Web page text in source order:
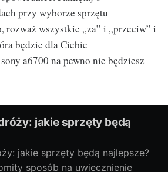
przy wyborze sprzętu
rozważ wszystkie „za” i „przeciw” i
będzie dla Ciebie
a6700 na pewno nie będziesz
jakie sprzęty będą
jakie sprzęty będą najlepsze?
sposób na uwiecznienie